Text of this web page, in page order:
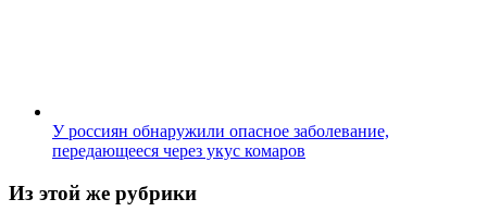
У россиян обнаружили опасное заболевание,
передающееся через укус комаров
Из этой же рубрики